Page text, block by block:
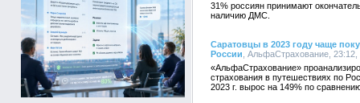
31% россиян принимают
наличию ДМС.
Саратовцы в 2023 году чаще
России , АльфаСтрахование,
«АльфаСтрахование»
страхования в путешествиях по
2023 г. вырос на 149% по